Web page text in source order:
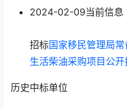
2024-02-09当前信息
招标国家移民管理局
生活柴油采购项目公
历史中标单位